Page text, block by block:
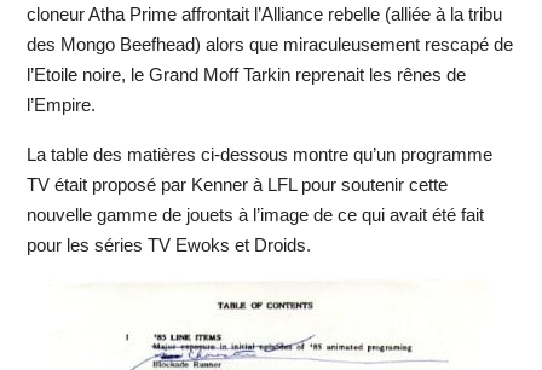
cloneur Atha Prime affrontait l’Alliance rebelle (alliée à la tribu
des Mongo Beefhead) alors que miraculeusement rescapé de
l’Etoile noire, le Grand Moff Tarkin reprenait les rênes de
l’Empire.
La table des matières ci-dessous montre qu’un programme
TV était proposé par Kenner à LFL pour soutenir cette
nouvelle gamme de jouets à l’image de ce qui avait été fait
pour les séries TV Ewoks et Droids.